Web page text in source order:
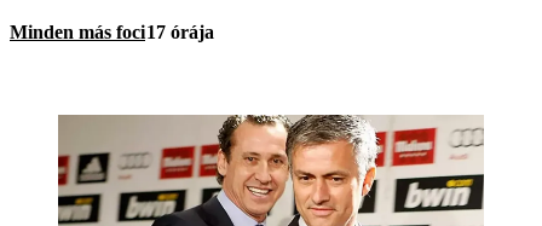
Minden más foci17 órája